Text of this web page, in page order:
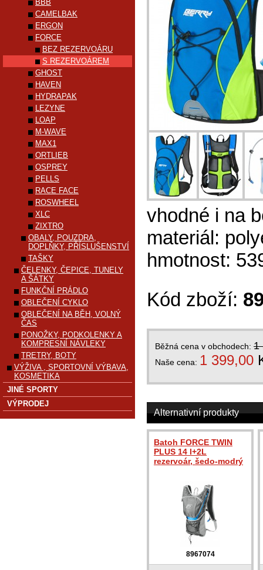
vhodné i na
materiál:
hmotnost:
Kód zboží:
Běžná cena v obchodech: 1
Naše cena: 1 399,00
Alternativní produkty
Batoh FORCE TWIN
PLUS 14 l+2L
rezervoár, šedo-modrý
8967074
BBB
CAMELBAK
ERGON
FORCE
BEZ REZERVOÁRU
S REZERVOÁREM
GHOST
HAVEN
HYDRAPAK
LEZYNE
LOAP
M-WAVE
MAX1
ORTLIEB
OSPREY
PELLS
RACE FACE
ROSWHEEL
XLC
ZIXTRO
OBALY, POUZDRA,
DOPLŇKY, PŘÍSLUŠENSTVÍ
TAŠKY
ČELENKY, ČEPICE, TUNELY
A ŠÁTKY
FUNKČNÍ PRÁDLO
OBLEČENÍ CYKLO
OBLEČENÍ NA BĚH, VOLNÝ
ČAS
PONOŽKY, PODKOLENKY A
KOMPRESNÍ NÁVLEKY
TRETRY, BOTY
VÝŽIVA , SPORTOVNÍ VÝBAVA,
KOSMETIKA
JINÉ SPORTY
VÝPRODEJ